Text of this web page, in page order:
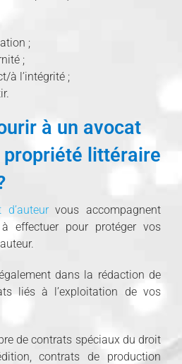
;
;
à l’intégrité ;
à un avocat
propriété littéraire
vous accompagnent
effectuer pour protéger vos
dans la rédaction de
liés à l’exploitation de vos
de contrats spéciaux du droit
contrats de production